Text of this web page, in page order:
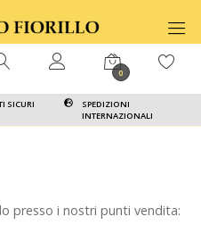
SICURI
SPEDIZIONI
INTERNAZIONALI
0
presso i nostri punti vendita: